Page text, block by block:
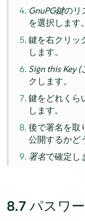
GnuPG鍵のリ
を選択します。
鍵を右クリッ
します。
Sign this Key
クします。
鍵をどれくら
します。
後で署名を取
公開するかど
署名で確定し
8.7 パスワ